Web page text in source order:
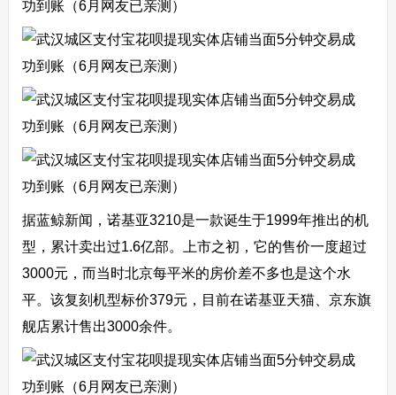
据蓝鲸新闻，诺基亚3210是一款诞生于1999年推出的机
型，累计卖出过1.6亿部。上市之初，它的售价一度超过
3000元，而当时北京每平米的房价差不多也是这个水
平。该复刻机型标价379元，目前在诺基亚天猫、京东旗
舰店累计售出3000余件。